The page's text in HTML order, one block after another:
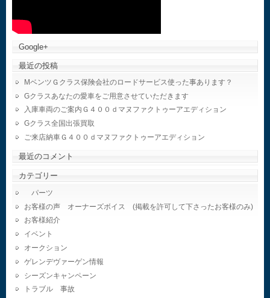
Google+
最近の投稿
MベンツＧクラス保険会社のロードサービス使った事あります？
Gクラスあなたの愛車をご用意させていただきます
入庫車両のご案内Ｇ４００ｄマヌファクトゥーアエディション
Gクラス全国出張買取
ご来店納車Ｇ４００ｄマヌファクトゥーアエディション
最近のコメント
カテゴリー
パーツ
お客様の声 オーナーズボイス (掲載を許可して下さったお客様のみ)
お客様紹介
イベント
オークション
ゲレンデヴァーゲン情報
シーズンキャンペーン
トラブル 事故